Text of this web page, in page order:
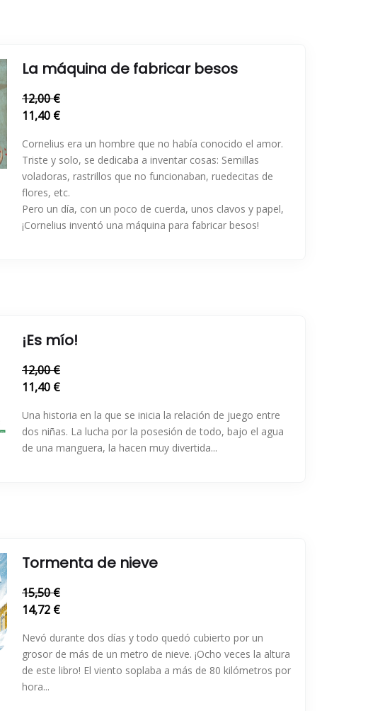
La máquina de fabricar besos
12,00 €
11,40 €
Cornelius era un hombre que no había conocido el amor.
Triste y solo, se dedicaba a inventar cosas: Semillas
voladoras, rastrillos que no funcionaban, ruedecitas de
flores, etc.
Pero un día, con un poco de cuerda, unos clavos y papel,
¡Cornelius inventó una máquina para fabricar besos!
¡Es mío!
12,00 €
11,40 €
Una historia en la que se inicia la relación de juego entre
dos niñas. La lucha por la posesión de todo, bajo el agua
de una manguera, la hacen muy divertida...
Tormenta de nieve
15,50 €
14,72 €
Nevó durante dos días y todo quedó cubierto por un
grosor de más de un metro de nieve. ¡Ocho veces la altura
de este libro! El viento soplaba a más de 80 kilómetros por
hora...